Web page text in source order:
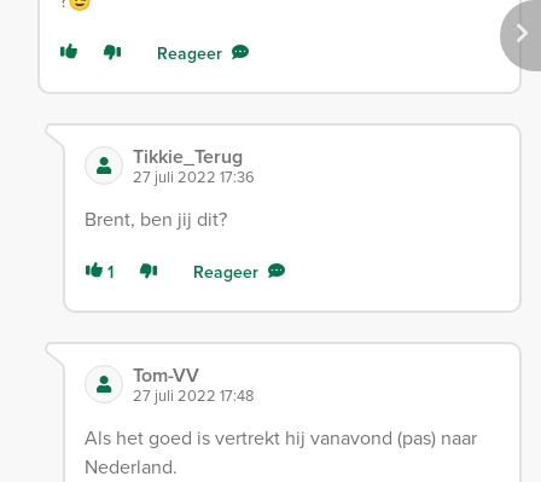
Reageer
Tikkie_Terug
27 juli 2022 17:36
Brent, ben jij dit?
1 Reageer
Tom-VV
27 juli 2022 17:48
Als het goed is vertrekt hij vanavond (pas) naar
Nederland.